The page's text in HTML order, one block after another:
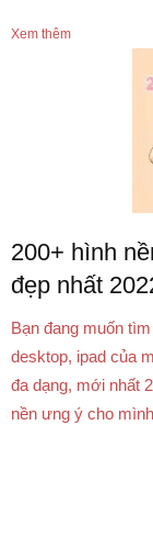
Xem thêm
200+ hình
đẹp nhất
Bạn đang muốn
desktop, ipad của
đa dạng, mới nhất
nền ưng ý cho